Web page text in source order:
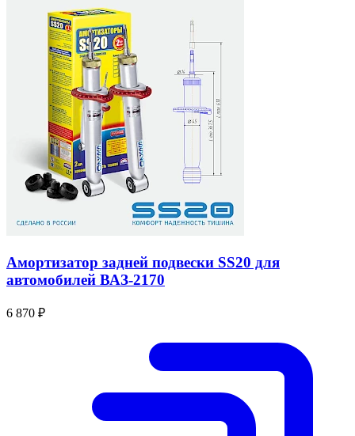
Амортизатор задней подвески SS20 для
автомобилей ВАЗ-2170
6 870 ₽